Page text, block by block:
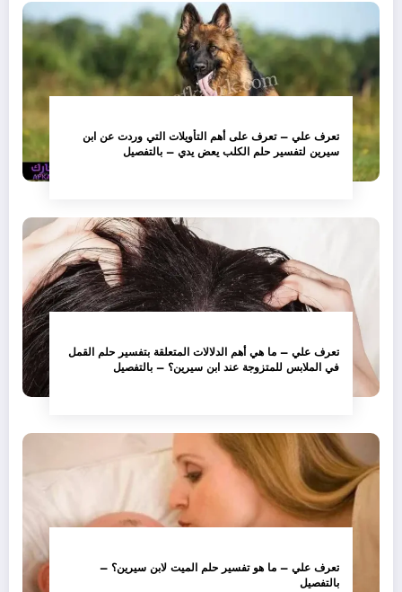
تعرف علي – تعرف على أهم التأويلات التي وردت عن ابن
سيرين لتفسير حلم الكلب يعض يدي – بالتفصيل
تعرف علي – ما هي أهم الدلالات المتعلقة بتفسير حلم القمل
في الملابس للمتزوجة عند ابن سيرين؟ – بالتفصيل
تعرف علي – ما هو تفسير حلم الميت لابن سيرين؟ –
بالتفصيل